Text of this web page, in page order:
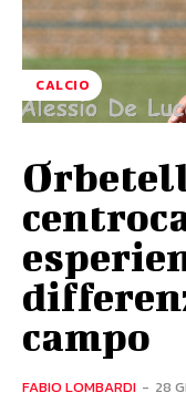
CALCIO
campo
FABIO LOMBARDI - 28